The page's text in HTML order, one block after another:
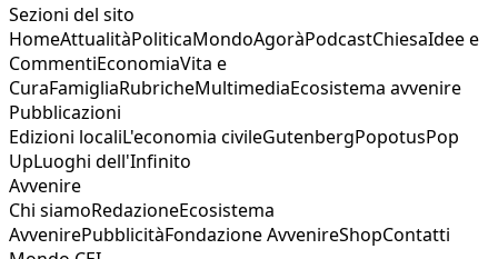
Sezioni del sito
HomeAttualitàPoliticaMondoAgoràPodcastChiesaIdee e
CommentiEconomiaVita e
CuraFamigliaRubricheMultimediaEcosistema avvenire
Pubblicazioni
Edizioni localiL'economia civileGutenbergPopotusPop
UpLuoghi dell'Infinito
Avvenire
Chi siamoRedazioneEcosistema
AvvenirePubblicitàFondazione AvvenireShopContatti